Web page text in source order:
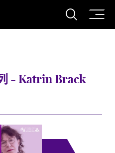
打开
- Katrin Brack